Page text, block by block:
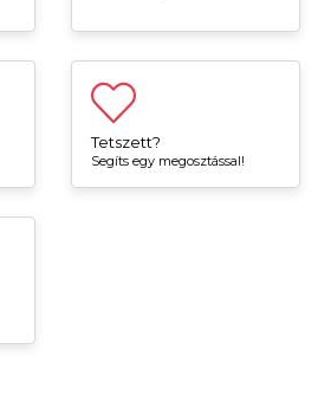
Tetszett?
Segíts egy megosztással!